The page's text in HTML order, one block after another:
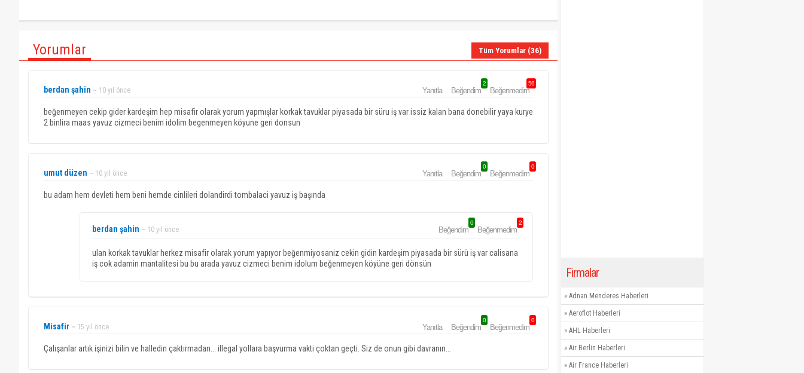
Yorumlar Tüm Yorumlar (36)
berdan şahin ~ 10 yıl önce Yanıtla Beğendim
2
Beğenmedim
56
beğenmeyen cekip gider kardeşim hep misafir olarak yorum yapmışlar korkak tavuklar piyasada bir süru iş var issiz kalan bana donebilir yaya kurye
2 binlira maas yavuz cizmeci benim idolim begenmeyen köyune geri donsun
umut düzen ~ 10 yıl önce Yanıtla Beğendim
0
Beğenmedim
0
bu adam hem devleti hem beni hemde cinlileri dolandirdi tombalaci yavuz iş başında
berdan şahin ~ 10 yıl önce Beğendim
0
Beğenmedim
2
ulan korkak tavuklar herkez misafir olarak yorum yapıyor beğenmiyosaniz cekin gidin kardeşim piyasada bir sürü iş var calisana
iş cok adamin mantalitesi bu bu arada yavuz cizmeci benim idolum beğenmeyen köyüne geri dönsün
Misafir ~ 15 yıl önce Yanıtla Beğendim
0
Beğenmedim
0
Çalışanlar artık işinizi bilin ve halledin çaktırmadan... illegal yollara başvurma vakti çoktan geçti. Siz de onun gibi davranın...
Firmalar
» Adnan Menderes Haberleri
» Aeroflot Haberleri
» AHL Haberleri
» Air Berlin Haberleri
» Air France Haberleri